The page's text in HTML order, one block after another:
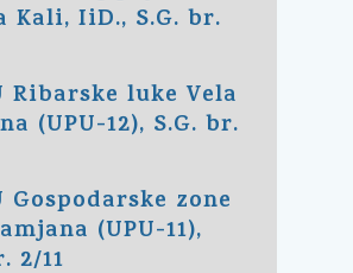
Kali, IiD., S.G. br.
Ribarske luke Vela
(UPU-12), S.G. br.
Gospodarske zone
(UPU-11),
2/11